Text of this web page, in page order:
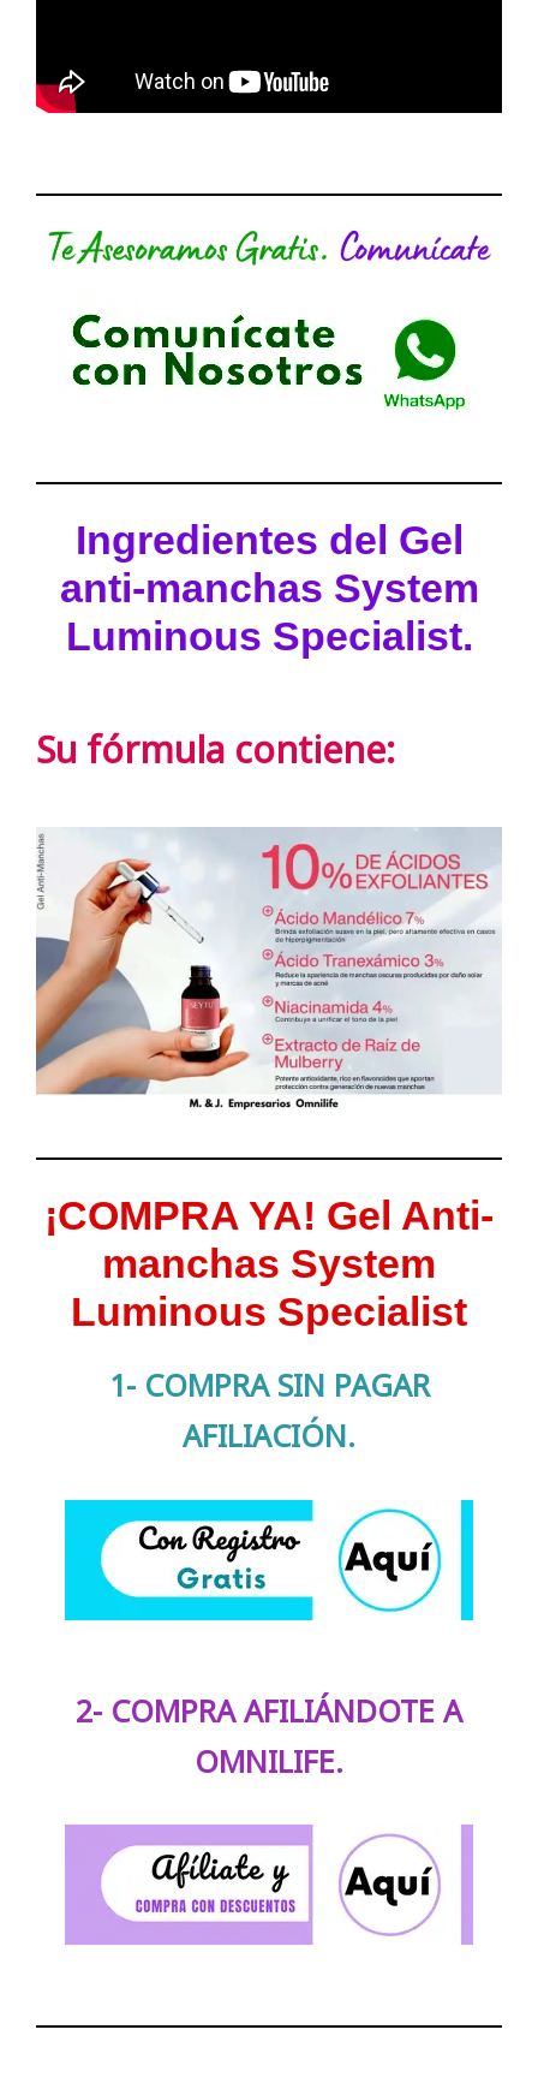
Ingredientes del Gel
anti-manchas System
Luminous Specialist.
Su fórmula contiene:
¡COMPRA YA! Gel Anti-
manchas System
Luminous Specialist
1- COMPRA SIN PAGAR
AFILIACIÓN.
2- COMPRA AFILIÁNDOTE A
OMNILIFE.